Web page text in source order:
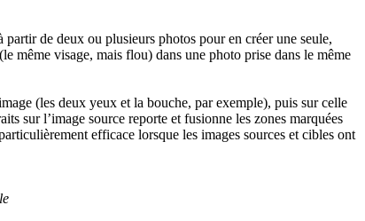
de deux ou plusieurs photos pour en créer une seule,
même visage, mais flou) dans une photo prise dans le même
(les deux yeux et la bouche, par exemple), puis sur celle
sur l’image source reporte et fusionne les zones marquées
efficace lorsque les images sources et cibles ont